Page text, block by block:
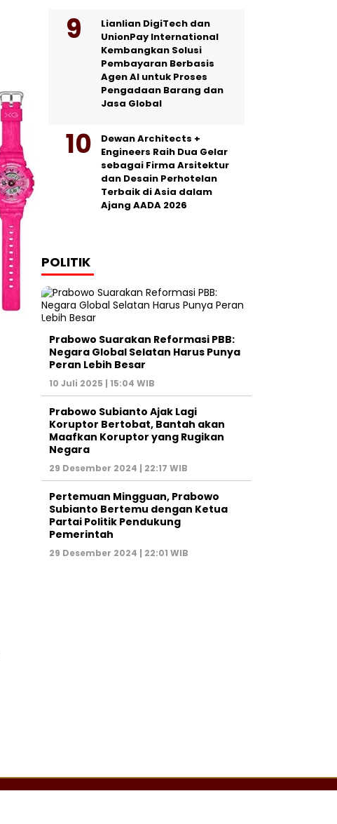
Lianlian DigiTech dan
UnionPay International
Kembangkan Solusi
Pembayaran Berbasis
Agen AI untuk Proses
Pengadaan Barang dan
Jasa Global
Dewan Architects +
Engineers Raih Dua Gelar
sebagai Firma Arsitektur
dan Desain Perhotelan
Terbaik di Asia dalam
Ajang AADA 2026
POLITIK
Prabowo Suarakan Reformasi PBB:
Negara Global Selatan Harus Punya
Peran Lebih Besar
10 Juli 2025 | 15:04 WIB
Prabowo Subianto Ajak Lagi
Koruptor Bertobat, Bantah akan
Maafkan Koruptor yang Rugikan
Negara
29 Desember 2024 | 22:17 WIB
Pertemuan Mingguan, Prabowo
Subianto Bertemu dengan Ketua
Partai Politik Pendukung
Pemerintah
29 Desember 2024 | 22:01 WIB